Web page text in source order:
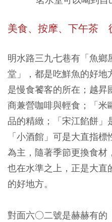
美食、按摩、下午茶
明水路三九七巷有「魚
堂」，都是吃鮮魚的好地
是慢食饕客的所在；越昇
商兼營咖啡與輕食；「米
品的精緻；「宋江餡餅」
「小酒館」可是大直指
為主，隨著季節更換食材
也在水準之上，正是大直
的好地方。
對面六○二號是赫赫有的